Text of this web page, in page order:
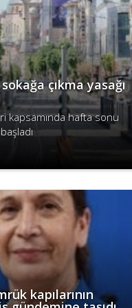
çıkma yasağı
kapsamında hafta sonu
kapılarının